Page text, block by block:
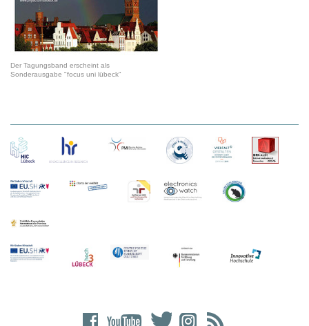
Der Tagungsband erscheint als
Sonderausgabe "focus uni lübeck"